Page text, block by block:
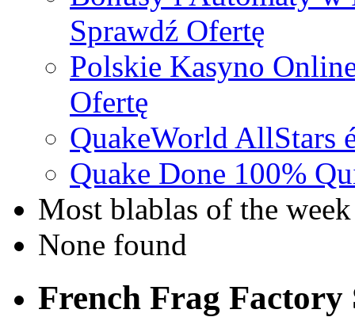
Sprawdź Ofertę
Polskie Kasyno
Ofertę
QuakeWorld AllStars
Quake Done 100%
Most blablas of the week
None found
French Frag Factory